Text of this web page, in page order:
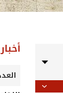
العدد 286 -